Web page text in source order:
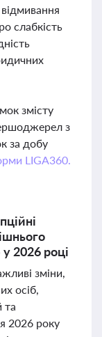
слабкість
змісту
з
за добу
LIGA360.
2026 році
зміни,
осіб,
та
2026 року